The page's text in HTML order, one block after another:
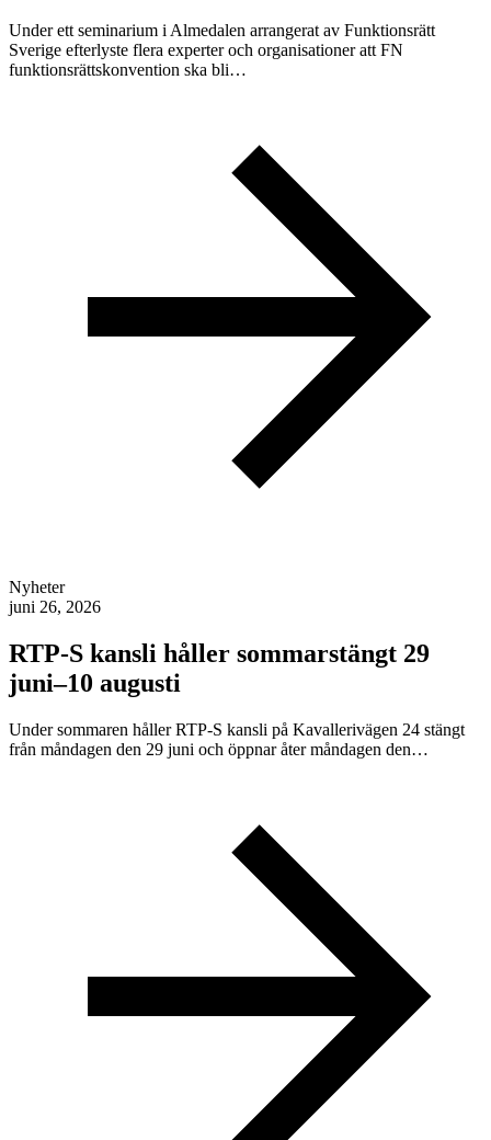
Under ett seminarium i Almedalen arrangerat av Funktionsrätt
Sverige efterlyste flera experter och organisationer att FN
funktionsrättskonvention ska bli…
Nyheter
juni 26, 2026
RTP-S kansli håller sommarstängt 29
juni–10 augusti
Under sommaren håller RTP-S kansli på Kavallerivägen 24 stängt
från måndagen den 29 juni och öppnar åter måndagen den…